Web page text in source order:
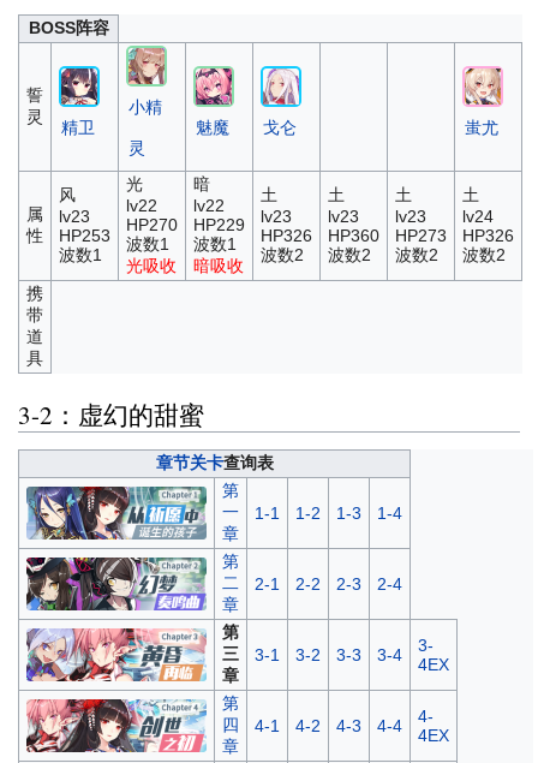
BOSS阵容
誓
灵
精卫
小精
灵
魅魔 戈仑 蚩尤
属
性
风
lv23
HP253
波数1
光
lv22
HP270
波数1
光吸收
暗
lv22
HP229
波数1
暗吸收
土
lv23
HP326
波数2
土
lv23
HP360
波数2
土
lv23
HP273
波数2
土
lv24
HP326
波数2
携
带
道
具
3-2：虚幻的甜蜜
章节关卡查询表
第
一
章
1-1 1-2 1-3 1-4
第
二
章
2-1 2-2 2-3 2-4
第
三
章
3-1 3-2 3-3 3-4
3-
4EX
第
四
章
4-1 4-2 4-3 4-4
4-
4EX